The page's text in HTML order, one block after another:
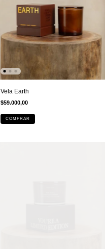
Vela Earth
$59.000,00
COMPRAR